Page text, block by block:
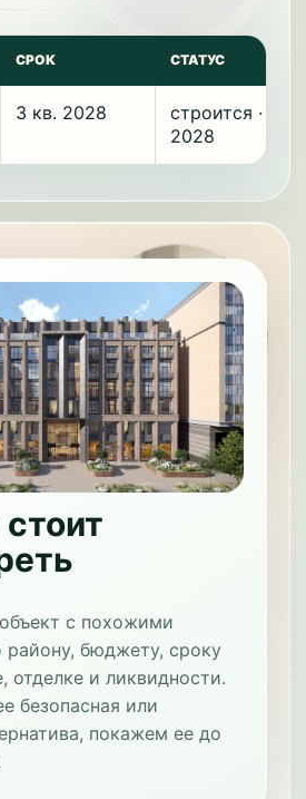
СРОК СТАТУС
3 кв. 2028
строится · 3
2028
с похожими
району, бюджету, сроку
отделке и ликвидности.
безопасная или
покажем ее до